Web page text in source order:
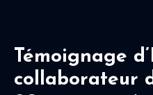
Témoignage
collaborateur